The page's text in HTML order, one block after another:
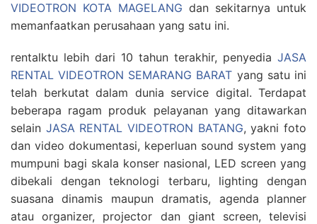
VIDEOTRON KOTA MAGELANG dan sekitarnya untuk
memanfaatkan perusahaan yang satu ini.
rentalktu lebih dari 10 tahun terakhir, penyedia JASA
RENTAL VIDEOTRON SEMARANG BARAT yang satu ini
telah berkutat dalam dunia service digital. Terdapat
beberapa ragam produk pelayanan yang ditawarkan
selain JASA RENTAL VIDEOTRON BATANG, yakni foto
dan video dokumentasi, keperluan sound system yang
mumpuni bagi skala konser nasional, LED screen yang
dibekali dengan teknologi terbaru, lighting dengan
suasana dinamis maupun dramatis, agenda planner
atau organizer, projector dan giant screen, televisi